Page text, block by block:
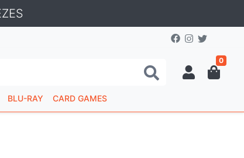
0
BLU-RAY CARD GAMES